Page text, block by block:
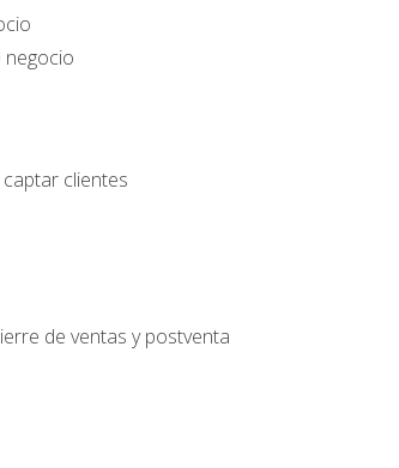
negocio
clientes
de ventas y postventa